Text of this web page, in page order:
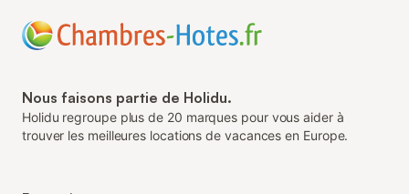
Nous faisons partie de Holidu.
Holidu regroupe plus de 20 marques pour vous aider à
trouver les meilleures locations de vacances en Europe.